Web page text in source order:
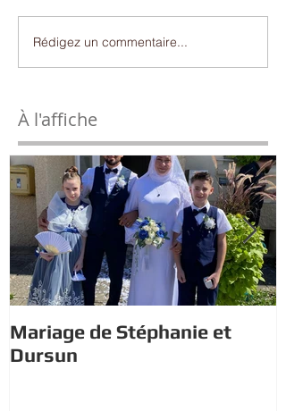
Rédigez un commentaire...
À l'affiche
Mariage de Stéphanie et
Dursun